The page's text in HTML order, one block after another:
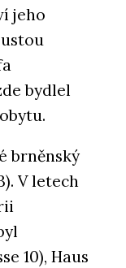
jeho
bydlel
brněnský
V letech
10), Haus